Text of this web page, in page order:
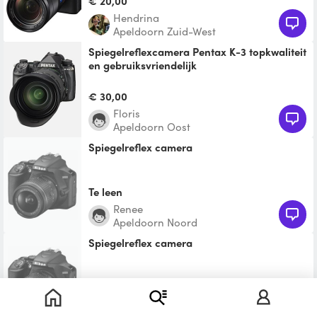
Hendrina
Apeldoorn Zuid-West
Spiegelreflexcamera Pentax K-3 topkwaliteit
en gebruiksvriendelijk
lens en 55-200mm lens inclusief UV filters.
Erg fijne camera
€ 30,00
Floris
Apeldoorn Oost
spiegelreflex camera
Te leen
renee
Apeldoorn Noord
spiegelreflex camera
Albertine